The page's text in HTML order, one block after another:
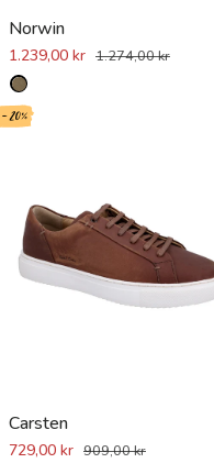
Norwin
1.239,00 kr 1.274,00 kr
- 20%
Carsten
729,00 kr 909,00 kr